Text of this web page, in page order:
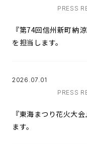
PRESS
『第74回信州新町納
を担当します。
2026.07.01
PRESS
『東海まつり花火大
ます。